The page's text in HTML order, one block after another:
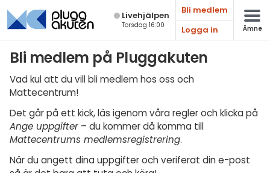
Live­hjälpen
Torsdag 16:00
Bli medlem
Logga in
Ämne
Bli medlem på Pluggakuten
Vad kul att du vill bli medlem hos oss och
Mattecentrum!
Det går på ett kick, läs igenom våra regler och klicka på
Ange uppgifter – du kommer då komma till
Mattecentrums medlemsregistrering.
När du angett dina uppgifter och veriferat din e-post
Matematik
Fysik
Biologi
Teknik & Bygg